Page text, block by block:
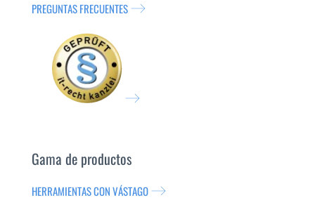
PREGUNTAS FRECUENTES
Gama de productos
HERRAMIENTAS CON VÁSTAGO